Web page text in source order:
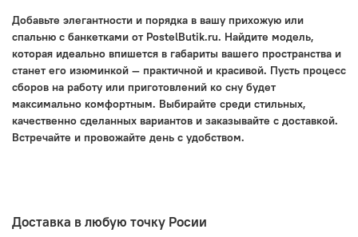
Добавьте элегантности и порядка в вашу прихожую или
спальню с банкетками от PostelButik.ru. Найдите модель,
которая идеально впишется в габариты вашего пространства и
станет его изюминкой — практичной и красивой. Пусть процесс
сборов на работу или приготовлений ко сну будет
максимально комфортным. Выбирайте среди стильных,
качественно сделанных вариантов и заказывайте с доставкой.
Встречайте и провожайте день с удобством.
Доставка в любую точку Росии